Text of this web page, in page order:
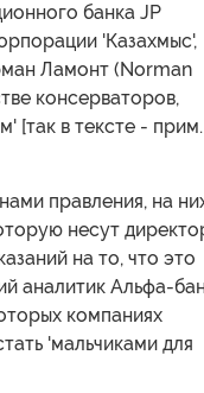
банка JP
'Казахмыс',
Ламонт (Norman
консерваторов,
[так в тексте - прим.
правления, на
несут
на то, что это
аналитик Альфа-
компаниях
'мальчиками для